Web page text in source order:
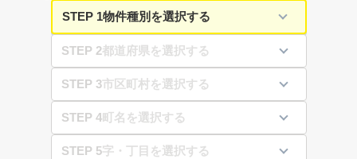
STEP 1
STEP 2
STEP 3
STEP 4
STEP 5